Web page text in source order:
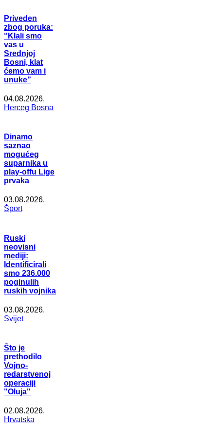
Priveden
zbog poruka:
“Klali smo
vas u
Srednjoj
Bosni, klat
ćemo vam i
unuke”
04.08.2026.
Herceg Bosna
Dinamo
saznao
mogućeg
suparnika u
play-offu Lige
prvaka
03.08.2026.
Šport
Ruski
neovisni
mediji:
Identificirali
smo 236.000
poginulih
ruskih vojnika
03.08.2026.
Svijet
Što je
prethodilo
Vojno-
redarstvenoj
operaciji
"Oluja"
02.08.2026.
Hrvatska